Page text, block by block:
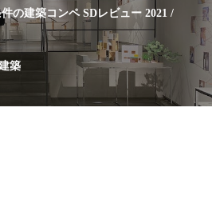
の建築コンペ SDレビュー 2021 /
築